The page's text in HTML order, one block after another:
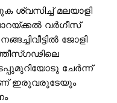
ശ്വസിച്ച്‌ മലയാളി
വർഗീസ്
ജോളി
ചേർന്ന്
ഇരുവരുടേയും